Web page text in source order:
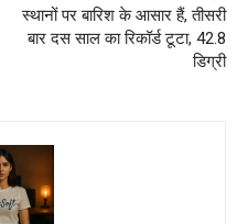
स्थानों पर बारिश के आसार हैं, तीसरी
बार दस साल का रिकॉर्ड टूटा, 42.8
डिग्री